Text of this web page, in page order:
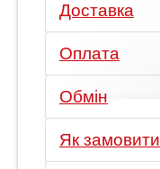
Доставка
Оплата
Обмін
Як замовити